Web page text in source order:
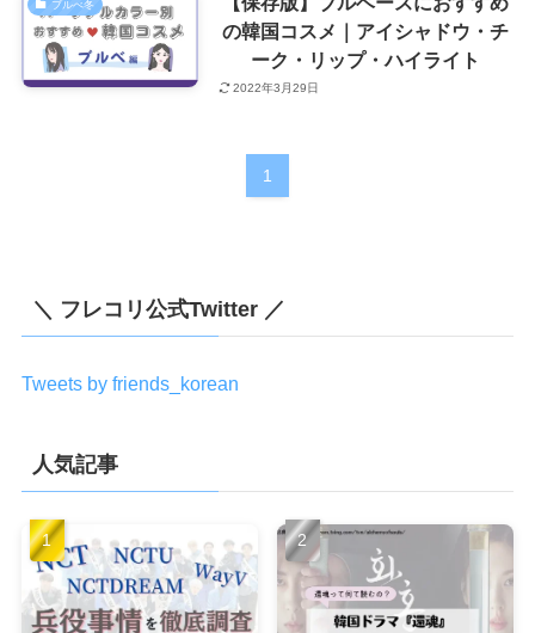
ブルべ冬
の韓国コスメ｜アイシャドウ・チ
ーク・リップ・ハイライト
2022年3月29日
1
＼ フレコリ公式Twitter ／
Tweets by friends_korean
人気記事